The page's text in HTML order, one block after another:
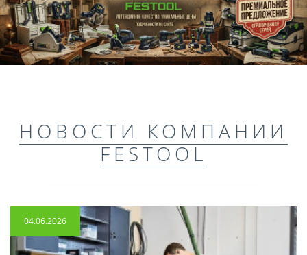
НОВОСТИ КОМПАНИИ
FESTOOL
04.06.2026